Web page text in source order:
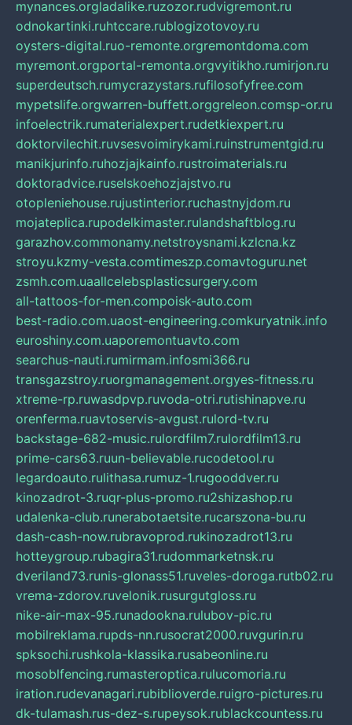
mynances.orgladalike.ruzozor.rudvigremont.ru
odnokartinki.ruhtccare.rublogizotovoy.ru
oysters-digital.ruo-remonte.orgremontdoma.com
myremont.orgportal-remonta.orgvyitikho.rumirjon.ru
superdeutsch.rumycrazystars.rufilosofyfree.com
mypetslife.orgwarren-buffett.orggreleon.comsp-or.ru
infoelectrik.rumaterialexpert.rudetkiexpert.ru
doktorvilechit.ruvsesvoimirykami.ruinstrumentgid.ru
manikjurinfo.ruhozjajkainfo.rustroimaterials.ru
doktoradvice.ruselskoehozjajstvo.ru
otopleniehouse.rujustinterior.ruchastnyjdom.ru
mojateplica.rupodelkimaster.rulandshaftblog.ru
garazhov.commonamy.netstroysnami.kzlcna.kz
stroyu.kzmy-vesta.comtimeszp.comavtoguru.net
zsmh.com.uaallcelebsplasticsurgery.com
all-tattoos-for-men.compoisk-auto.com
best-radio.com.uaost-engineering.comkuryatnik.info
euroshiny.com.uaporemontuavto.com
searchus-nauti.rumirmam.infosmi366.ru
transgazstroy.ruorgmanagement.orgyes-fitness.ru
xtreme-rp.ruwasdpvp.ruvoda-otri.rutishinapve.ru
orenferma.ruavtoservis-avgust.rulord-tv.ru
backstage-682-music.rulordfilm7.rulordfilm13.ru
prime-cars63.ruun-believable.rucodetool.ru
legardoauto.rulithasa.rumuz-1.rugooddver.ru
kinozadrot-3.ruqr-plus-promo.ru2shizashop.ru
udalenka-club.runerabotaetsite.rucarszona-bu.ru
dash-cash-now.rubravoprod.rukinozadrot13.ru
hotteygroup.rubagira31.rudommarketnsk.ru
dveriland73.runis-glonass51.ruveles-doroga.rutb02.ru
vrema-zdorov.ruvelonik.rusurgutgloss.ru
nike-air-max-95.runadookna.rulubov-pic.ru
mobilreklama.rupds-nn.rusocrat2000.ruvgurin.ru
spksochi.rushkola-klassika.rusabeonline.ru
mosoblfencing.rumasteroptica.rulucomoria.ru
iration.rudevanagari.rubiblioverde.ruigro-pictures.ru
dk-tulamash.rus-dez-s.rupeysok.rublackcountess.ru